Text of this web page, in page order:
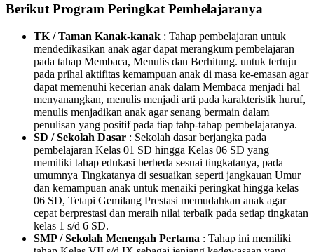
Berikut Program Peringkat Pembelajaranya
TK / Taman Kanak-kanak : Tahap pembelajaran untuk
mendedikasikan anak agar dapat merangkum pembelajaran
pada tahap Membaca, Menulis dan Berhitung. untuk tertuju
pada prihal aktifitas kemampuan anak di masa ke-emasan agar
dapat memenuhi kecerian anak dalam Membaca menjadi hal
menyanangkan, menulis menjadi arti pada karakteristik huruf,
menulis menjadikan anak agar senang bermain dalam
penulisan yang positif pada tiap tahp-tahap pembelajaranya.
SD / Sekolah Dasar : Sekolah dasar berjangka pada
pembelajaran Kelas 01 SD hingga Kelas 06 SD yang
memiliki tahap edukasi berbeda sesuai tingkatanya, pada
umumnya Tingkatanya di sesuaikan seperti jangkauan Umur
dan kemampuan anak untuk menaiki peringkat hingga kelas
06 SD, Tetapi Gemilang Prestasi memudahkan anak agar
cepat berprestasi dan meraih nilai terbaik pada setiap tingkatan
kelas 1 s/d 6 SD.
SMP / Sekolah Menengah Pertama : Tahap ini memiliki